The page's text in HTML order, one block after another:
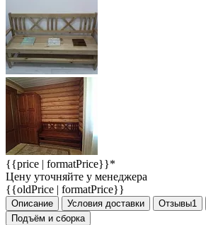
{{price | formatPrice}}*
Цену уточняйте у менеджера
{{oldPrice | formatPrice}}
Описание Условия доставки Отзывы1
Подъём и сборка